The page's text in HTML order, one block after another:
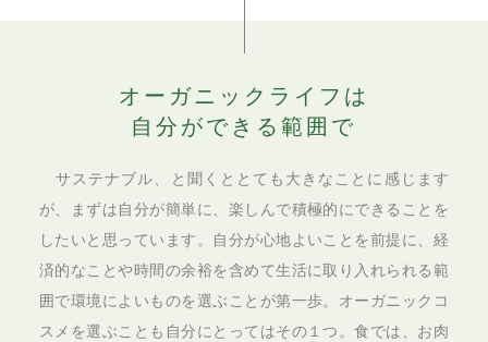
オーガニックライフは
自分ができる範囲で
サステナブル、と聞くととても大きなことに感じます
が、まずは自分が簡単に、楽しんで積極的にできることを
したいと思っています。自分が心地よいことを前提に、経
済的なことや時間の余裕を含めて生活に取り入れられる範
囲で環境によいものを選ぶことが第一歩。オーガニックコ
スメを選ぶことも自分にとってはその１つ。食では、お肉